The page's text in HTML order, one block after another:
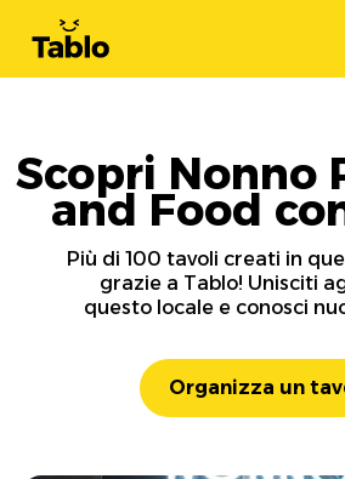
Scopri Nonno
and Food
Più di 100 tavoli creati in
grazie a Tablo! Unisciti
questo locale e conosci
Organizza un